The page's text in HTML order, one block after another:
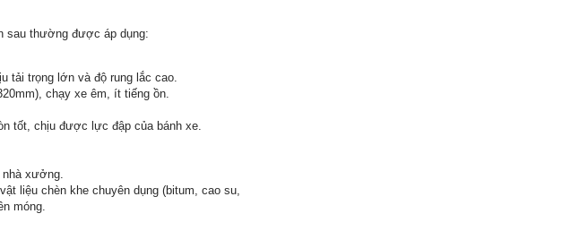
sau thường được áp dụng:
tải trọng lớn và độ rung lắc cao.
chạy xe êm, ít tiếng ồn.
tốt, chịu được lực đập của bánh xe.
nhà xưởng.
liệu chèn khe chuyên dụng (bitum, cao su,
móng.